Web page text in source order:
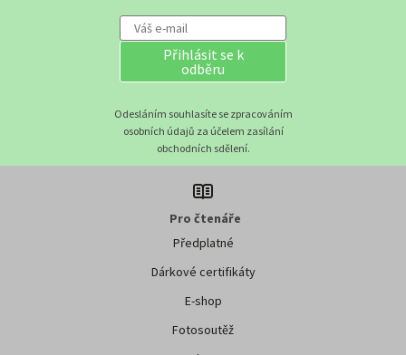
Přihlásit se k
odběru
Odesláním souhlasíte se zpracováním
osobních údajů za účelem zasílání
obchodních sdělení.
Pro čtenáře
Předplatné
Dárkové certifikáty
E-shop
Fotosoutěž